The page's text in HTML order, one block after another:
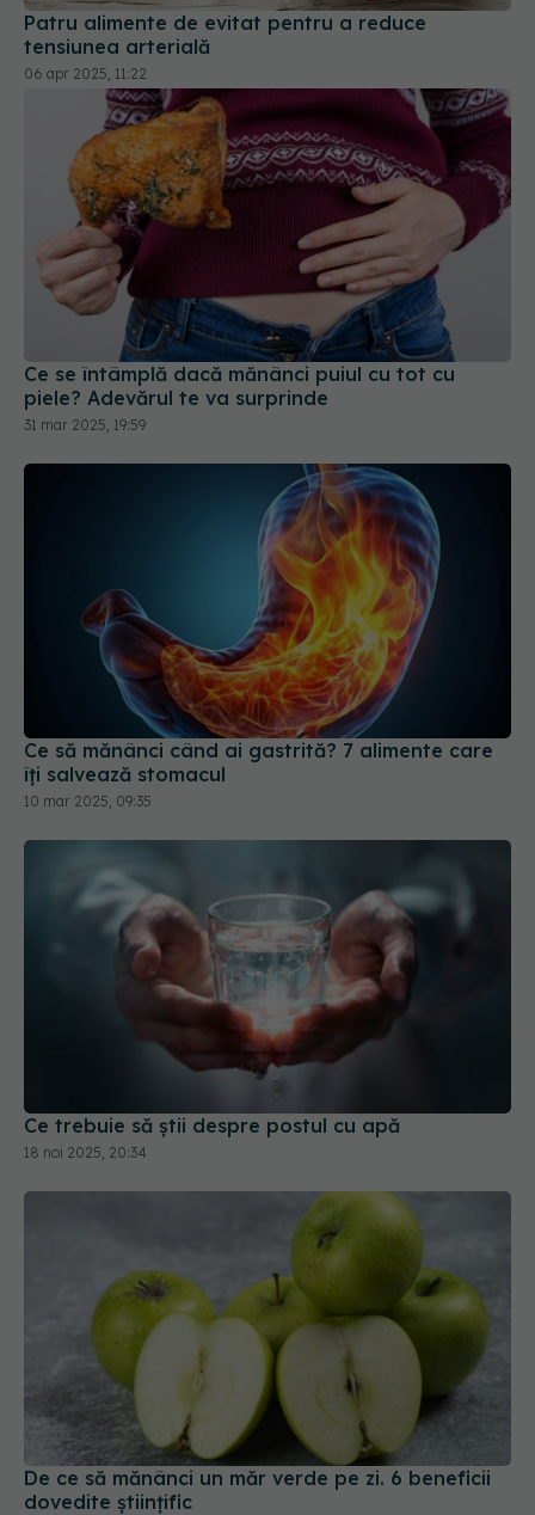
Patru alimente de evitat pentru a reduce
tensiunea arterială
06 apr 2025, 11:22
Ce se întâmplă dacă mănânci puiul cu tot cu
piele? Adevărul te va surprinde
31 mar 2025, 19:59
Ce să mănânci când ai gastrită? 7 alimente care
îți salvează stomacul
10 mar 2025, 09:35
Ce trebuie să știi despre postul cu apă
18 noi 2025, 20:34
De ce să mănânci un măr verde pe zi. 6 beneficii
dovedite științific